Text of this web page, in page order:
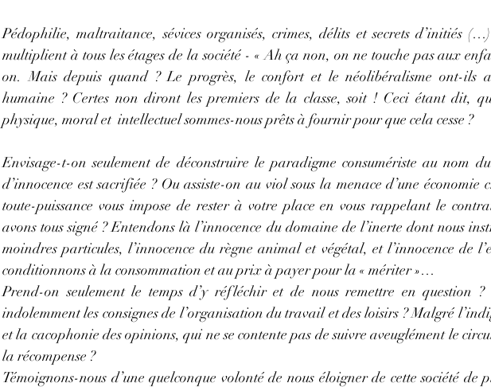
Pédophilie, maltraitance, sévices organisés, crimes, délits et secrets d’initiés
multiplient à tous les étages de la société - « Ah ça non, on ne touche pas aux
on. Mais depuis quand ? Le progrès, le confort et le néolibéralisme ont-ils
humaine ? Certes non diront les premiers de la classe, soit ! Ceci étant dit,
physique, moral et  intellectuel sommes-nous prêts à fournir pour que cela cesse ?
Envisage-t-on seulement de déconstruire le paradigme consumériste au nom
d’innocence est sacrifiée ? Ou assiste-on au viol sous la menace d’une
toute-puissance vous impose de rester à votre place en vous rappelant le
avons tous signé ? Entendons là l’innocence du domaine de l’inerte dont nous
moindres particules, l’innocence du règne animal et végétal, et l’innocence de
conditionnons à la consommation et au prix à payer pour la « mériter »…
Prend-on seulement le temps d’y réfléchir et de nous remettre en question ?
indolemment les consignes de l’organisation du travail et des loisirs ? Malgré
et la cacophonie des opinions, qui ne se contente pas de suivre aveuglément le
la récompense ?
Témoignons-nous d’une quelconque volonté de nous éloigner de cette société de